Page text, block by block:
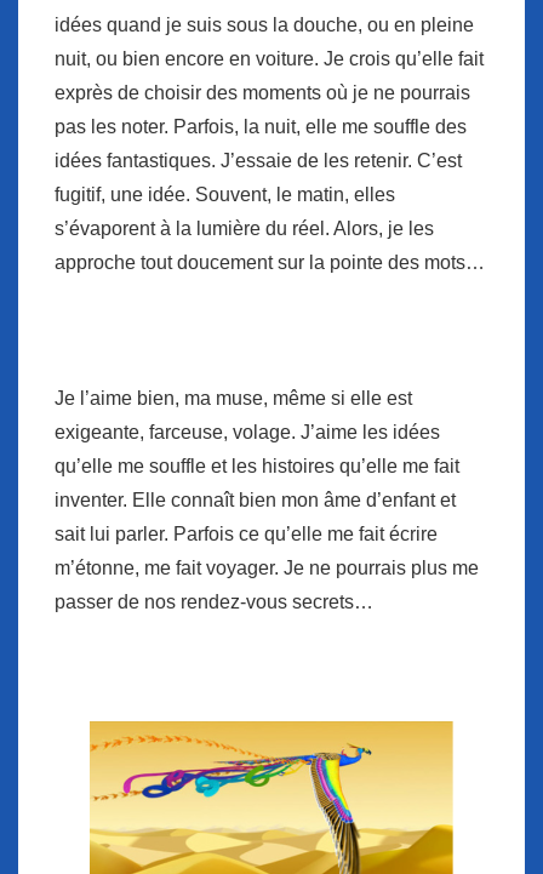
idées quand je suis sous la douche, ou en pleine
nuit, ou bien encore en voiture. Je crois qu’elle fait
exprès de choisir des moments où je ne pourrais
pas les noter. Parfois, la nuit, elle me souffle des
idées fantastiques. J’essaie de les retenir. C’est
fugitif, une idée. Souvent, le matin, elles
s’évaporent à la lumière du réel. Alors, je les
approche tout doucement sur la pointe des mots…
Je l’aime bien, ma muse, même si elle est
exigeante, farceuse, volage. J’aime les idées
qu’elle me souffle et les histoires qu’elle me fait
inventer. Elle connaît bien mon âme d’enfant et
sait lui parler. Parfois ce qu’elle me fait écrire
m’étonne, me fait voyager. Je ne pourrais plus me
passer de nos rendez-vous secrets…